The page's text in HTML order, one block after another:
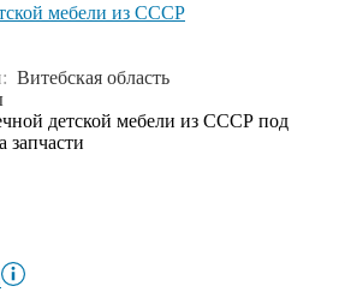
мебели из СССР
Витебская область
детской мебели из СССР под
запчасти